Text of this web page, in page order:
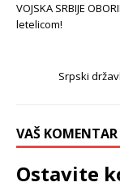
VOJSKA SRBIJE
letelicom!
Srpski
VAŠ
Ostavite